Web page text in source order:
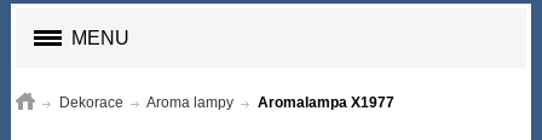
MENU
Dekorace Aroma lampy Aromalampa X1977